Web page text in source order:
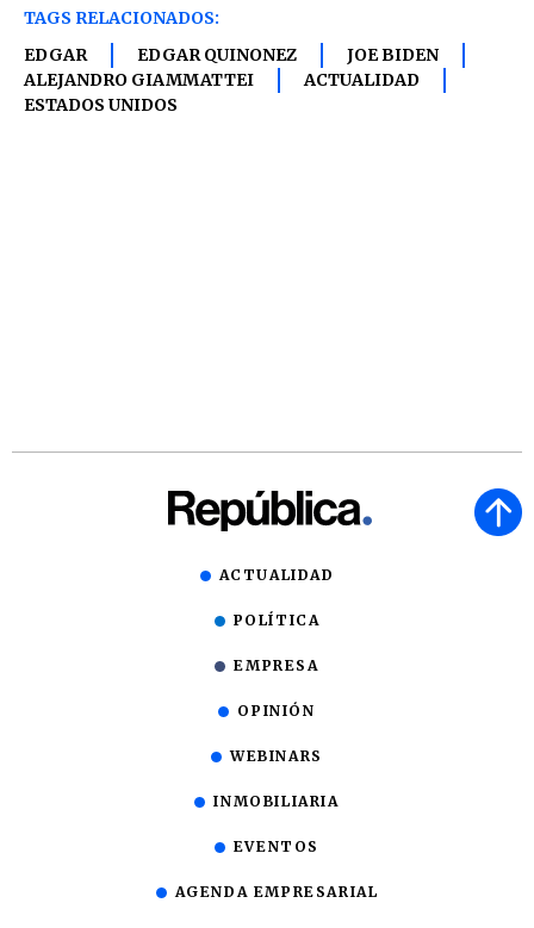
TAGS RELACIONADOS:
EDGAR
EDGAR QUINONEZ
JOE BIDEN
ALEJANDRO GIAMMATTEI
ACTUALIDAD
ESTADOS UNIDOS
ACTUALIDAD
POLÍTICA
EMPRESA
OPINIÓN
WEBINARS
INMOBILIARIA
EVENTOS
AGENDA EMPRESARIAL